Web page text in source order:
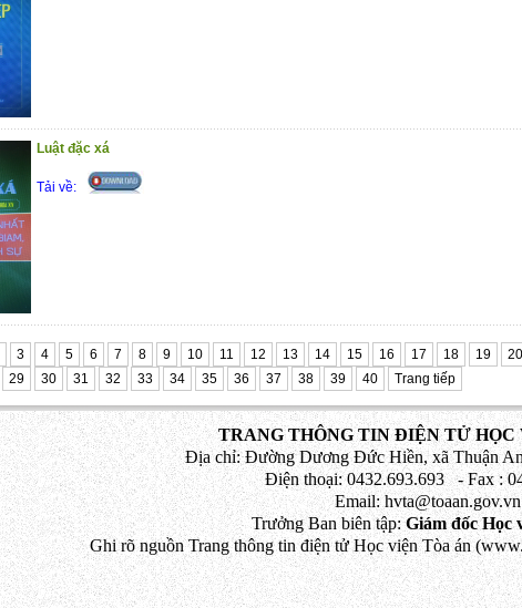
Luật đặc xá
Tải về:
3 4 5 6 7 8 9 10 11 12 13 14 15 16 17 18 19 20
29 30 31 32 33 34 35 36 37 38 39 40 Trang tiếp
TRANG THÔNG TIN ĐIỆN TỬ HỌC
Địa chỉ: Đường Dương Đức Hiền, xã Thuận
Điện thoại: 0432.693.693 - Fax :
Email: hvta@toaan.gov.vn
Trưởng Ban biên tập:Giám đốc Học
Ghi rõ nguồn Trang thông tin điện tử Học viện Tòa án